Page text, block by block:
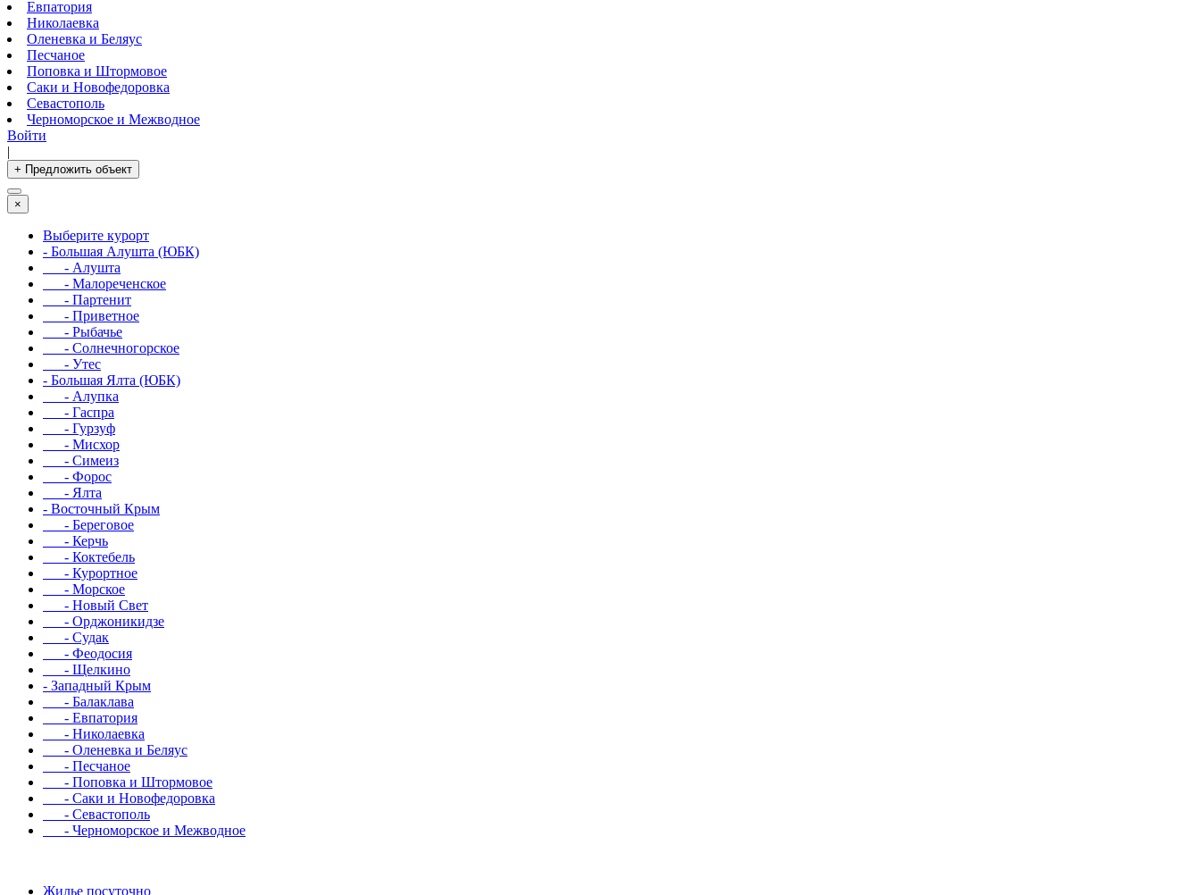
Евпатория
Николаевка
Оленевка и Беляус
Песчаное
Поповка и Штормовое
Саки и Новофедоровка
Севастополь
Черноморское и Межводное
Войти
|
+ Предложить объект
×
Выберите курорт
- Большая Алушта (ЮБК)
- Алушта
- Малореченское
- Партенит
- Приветное
- Рыбачье
- Солнечногорское
- Утес
- Большая Ялта (ЮБК)
- Алупка
- Гаспра
- Гурзуф
- Мисхор
- Симеиз
- Форос
- Ялта
- Восточный Крым
- Береговое
- Керчь
- Коктебель
- Курортное
- Морское
- Новый Свет
- Орджоникидзе
- Судак
- Феодосия
- Щелкино
- Западный Крым
- Балаклава
- Евпатория
- Николаевка
- Оленевка и Беляус
- Песчаное
- Поповка и Штормовое
- Саки и Новофедоровка
- Севастополь
- Черноморское и Межводное
Жилье посуточно